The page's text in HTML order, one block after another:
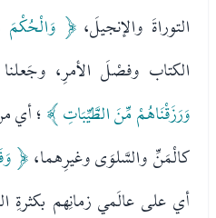
التوراةَ والإنجيلَ،﴿ وَالْحُكْمَ
الكتاب وفصْلَ الأمرِ، وجَعلنا
وَرَزَقْنَاهُمْ مِّنَ الطَّيِّبَاتِ ﴾؛ أي
كالْمَنِّ والسَّلوَى وغيرِهما،﴿
أي على عالَمي زمانِهم بكثرةِ